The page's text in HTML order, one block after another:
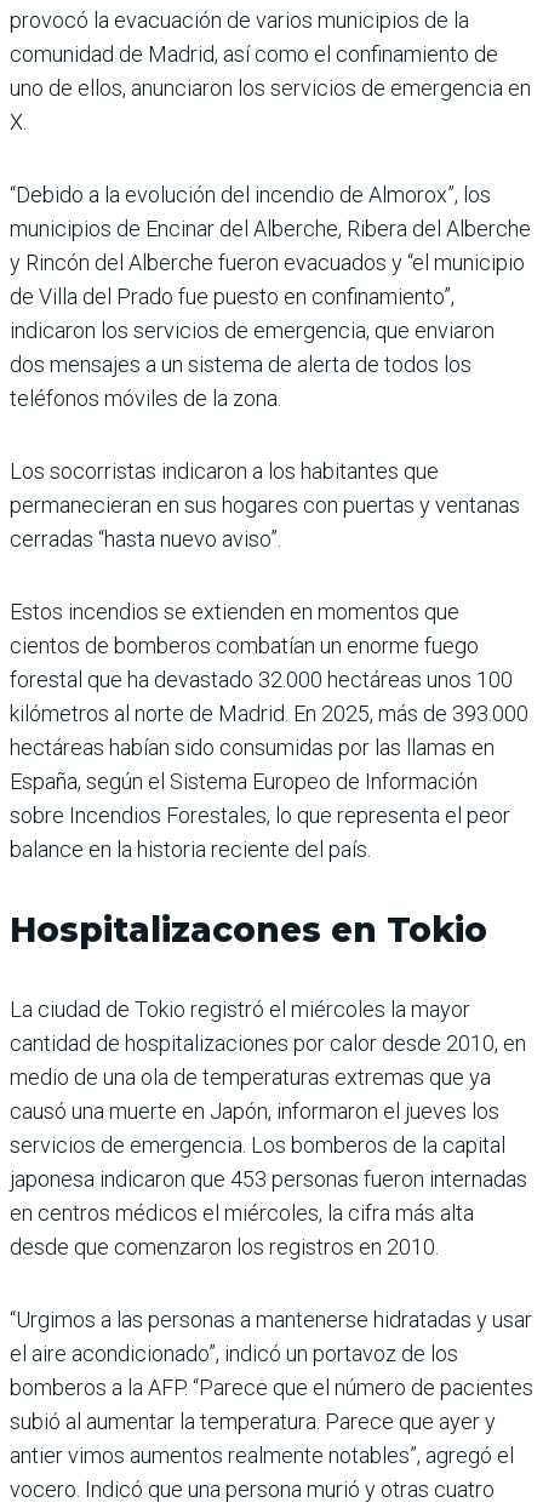
provocó la evacuación de varios municipios de la
comunidad de Madrid, así como el confinamiento de
uno de ellos, anunciaron los servicios de emergencia en
X.
“Debido a la evolución del incendio de Almorox”, los
municipios de Encinar del Alberche, Ribera del Alberche
y Rincón del Alberche fueron evacuados y “el municipio
de Villa del Prado fue puesto en confinamiento”,
indicaron los servicios de emergencia, que enviaron
dos mensajes a un sistema de alerta de todos los
teléfonos móviles de la zona.
Los socorristas indicaron a los habitantes que
permanecieran en sus hogares con puertas y ventanas
cerradas “hasta nuevo aviso”.
Estos incendios se extienden en momentos que
cientos de bomberos combatían un enorme fuego
forestal que ha devastado 32.000 hectáreas unos 100
kilómetros al norte de Madrid. En 2025, más de 393.000
hectáreas habían sido consumidas por las llamas en
España, según el Sistema Europeo de Información
sobre Incendios Forestales, lo que representa el peor
balance en la historia reciente del país.
Hospitalizacones en Tokio
La ciudad de Tokio registró el miércoles la mayor
cantidad de hospitalizaciones por calor desde 2010, en
medio de una ola de temperaturas extremas que ya
causó una muerte en Japón, informaron el jueves los
servicios de emergencia. Los bomberos de la capital
japonesa indicaron que 453 personas fueron internadas
en centros médicos el miércoles, la cifra más alta
desde que comenzaron los registros en 2010.
“Urgimos a las personas a mantenerse hidratadas y usar
el aire acondicionado”, indicó un portavoz de los
bomberos a la AFP. “Parece que el número de pacientes
subió al aumentar la temperatura. Parece que ayer y
antier vimos aumentos realmente notables”, agregó el
vocero. Indicó que una persona murió y otras cuatro